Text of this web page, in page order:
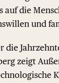
auf die
und
die
zeigt